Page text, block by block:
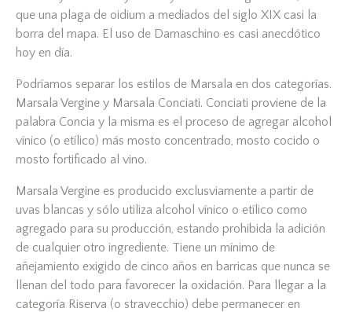
que una plaga de oidium a mediados del siglo XIX casi la
borra del mapa. El uso de Damaschino es casi anecdótico
hoy en día.
Podríamos separar los estilos de Marsala en dos categorías.
Marsala Vergine y Marsala Conciati. Conciati proviene de la
palabra Concia y la misma es el proceso de agregar alcohol
vínico (o etílico) más mosto concentrado, mosto cocido o
mosto fortificado al vino.
Marsala Vergine es producido exclusviamente a partir de
uvas blancas y sólo utiliza alcohol vínico o etílico como
agregado para su producción, estando prohibida la adición
de cualquier otro ingrediente. Tiene un mínimo de
añejamiento exigido de cinco años en barricas que nunca se
llenan del todo para favorecer la oxidación. Para llegar a la
categoría Riserva (o stravecchio) debe permanecer en